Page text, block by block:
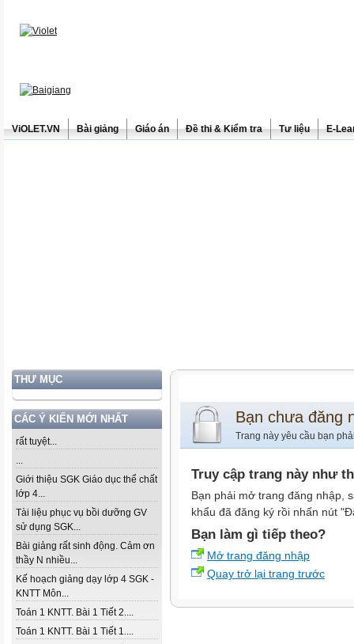
ViOLET.VN Bài giảng Giáo án Đề thi & Kiểm tra Tư liệu E-
THƯ MỤC
CÁC Ý KIẾN MỚI NHẤT
rất tuyệt...
...
Giới thiệu SGK Giáo dục thể chất
lớp 4...
Tài liệu phục vụ bồi dưỡng GV
sử dụng SGK...
Bài giảng rất sinh động. Cảm ơn
thầy N nhiều...
Kế hoạch giảng dạy lớp 4 SGK -
KNTT Môn...
Toán 1 KNTT. Bài 1 Tiết 2....
Toán 1 KNTT. Bài 1 Tiết 1....
Bạn chưa đăng
Trang này yêu cầu bạn
Truy cập trang này như
Bạn phải mở trang đăng nhập,
khẩu đã đăng ký rồi nhấn nút
Bạn làm gì tiếp theo?
Mở trang đăng nhập
Quay trở lại trang trước